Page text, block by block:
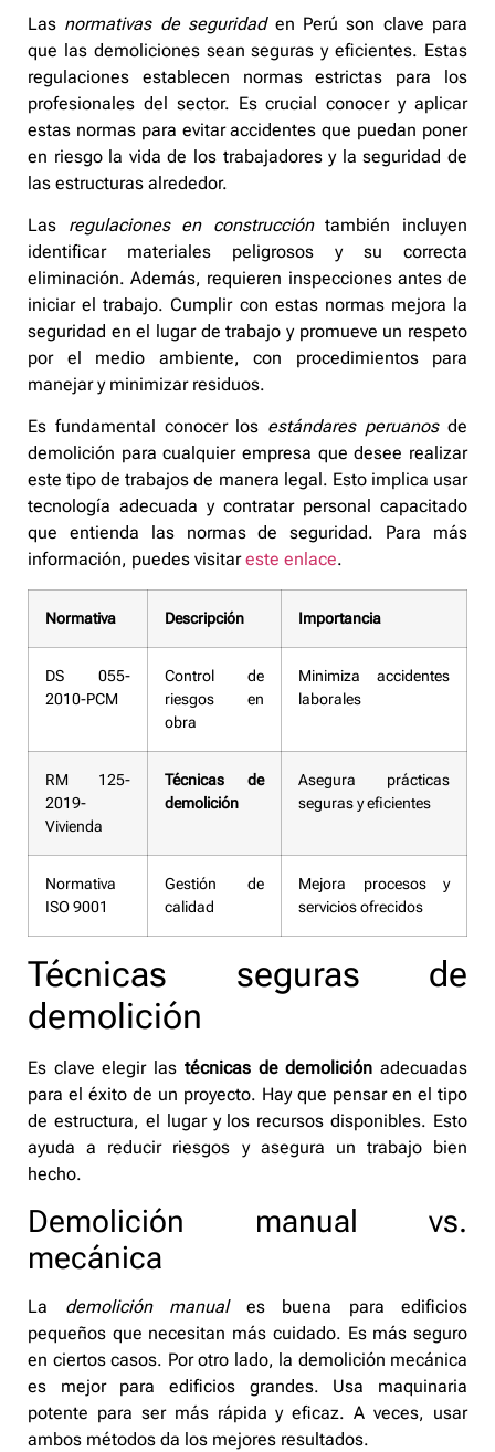
Las normativas de seguridaden Perú son clave para
que las demoliciones sean seguras y eficientes. Estas
regulaciones establecen normas estrictas para los
profesionales del sector. Es crucial conocer y aplicar
estas normas para evitar accidentes que puedan poner
en riesgo la vida de los trabajadores y la seguridad de
las estructuras alrededor.
Las regulaciones en construccióntambién incluyen
identificar materiales peligrosos y su correcta
eliminación. Además, requieren inspecciones antes de
iniciar el trabajo. Cumplir con estas normas mejora la
seguridad en el lugar de trabajo y promueve un respeto
por el medio ambiente, con procedimientos para
manejar y minimizar residuos.
Es fundamental conocer los estándares peruanosde
demolición para cualquier empresa que desee realizar
este tipo de trabajos de manera legal. Esto implica usar
tecnología adecuada y contratar personal capacitado
que entienda las normas de seguridad. Para más
información, puedes visitareste enlace.
Normativa Descripción Importancia
DS 055-
2010-PCM
Control de
riesgos en
obra
Minimiza accidentes
laborales
RM 125-
2019-
Vivienda
Técnicas de
demolición
Asegura prácticas
seguras y eficientes
Normativa
ISO 9001
Gestión de
calidad
Mejora procesos y
servicios ofrecidos
Técnicas seguras de
demolición
Es clave elegir las técnicas de demolición adecuadas
para el éxito de un proyecto. Hay que pensar en el tipo
de estructura, el lugar y los recursos disponibles. Esto
ayuda a reducir riesgos y asegura un trabajo bien
hecho.
Demolición manual vs.
mecánica
La demolición manuales buena para edificios
pequeños que necesitan más cuidado. Es más seguro
en ciertos casos. Por otro lado, la demolición mecánica
es mejor para edificios grandes. Usa maquinaria
potente para ser más rápida y eficaz. A veces, usar
ambos métodos da los mejores resultados.